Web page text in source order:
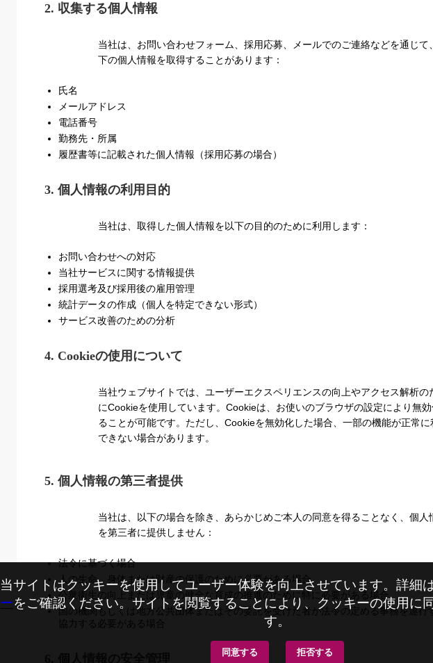
2. 収集する個人情報
当社は、お問い合わせフォーム、採用応募、メールでのご連絡などを通じて
下の個人情報を取得することがあります：
氏名
メールアドレス
電話番号
勤務先・所属
履歴書等に記載された個人情報（採用応募の場合）
3. 個人情報の利用目的
当社は、取得した個人情報を以下の目的のために利用します：
お問い合わせへの対応
当社サービスに関する情報提供
採用選考及び採用後の雇用管理
統計データの作成（個人を特定できない形式）
サービス改善のための分析
4. Cookieの使用について
当社ウェブサイトでは、ユーザーエクスペリエンスの向上やアクセス解析の
にCookieを使用しています。Cookieは、お使いのブラウザの設定により無
ることが可能です。ただし、Cookieを無効化した場合、一部の機能が正常に
できない場合があります。
5. 個人情報の第三者提供
当社は、以下の場合を除き、あらかじめご本人の同意を得ることなく、個人
を第三者に提供しません：
法令に基づく場合
人の生命、身体または財産の保護のために必要がある場合
公衆衛生の向上または児童の健全な育成の推進のために特に必要がある場合
国の機関もしくは地方公共団体またはその委託を受けた者が法令の定める事務を遂行
協力する必要がある場合
当サイトはクッキーを使用してユーザー体験を向上させています。詳細
ーをご確認ください。サイトを閲覧することにより、クッキーの使用に
す。
同意する 拒否する